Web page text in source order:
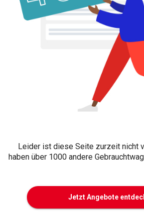
Leider ist diese Seite zurzeit nicht
haben über 1000 andere
Jetzt Angebote